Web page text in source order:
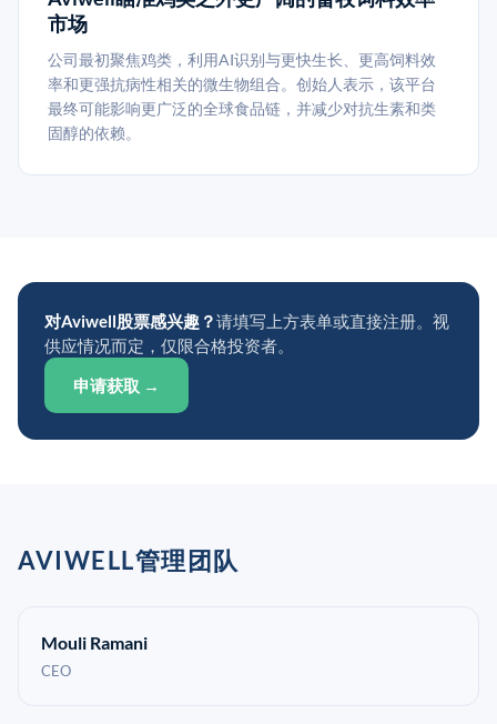
市场
公司最初聚焦鸡类，利用AI识别与更快生长、更高饲料效
率和更强抗病性相关的微生物组合。创始人表示，该平台
最终可能影响更广泛的全球食品链，并减少对抗生素和类
固醇的依赖。
对Aviwell股票感兴趣？请填写上方表单或直接注册。视
供应情况而定，仅限合格投资者。
申请获取 →
AVIWELL管理团队
Mouli Ramani
CEO